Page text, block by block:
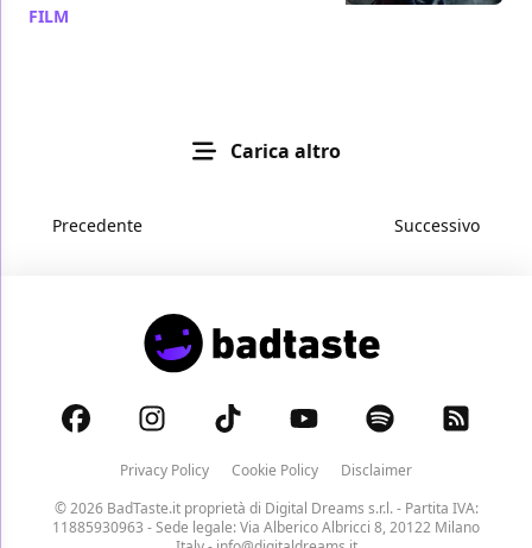
FILM
Carica altro
Precedente Successivo
Privacy Policy Cookie Policy
Disclaimer
© 2026 BadTaste.it proprietà di Digital Dreams s.r.l.- Partita IVA:
11885930963 - Sede legale: Via Alberico Albricci 8, 20122 Milano